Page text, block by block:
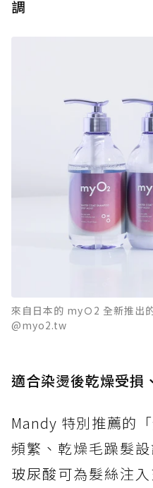
調
來自日本的 myＯ2 全新推出
@myo2.tw
適合染燙後乾燥受損
Mandy 特別推薦的
頻繁、乾燥毛躁髮
玻尿酸可為髮絲注